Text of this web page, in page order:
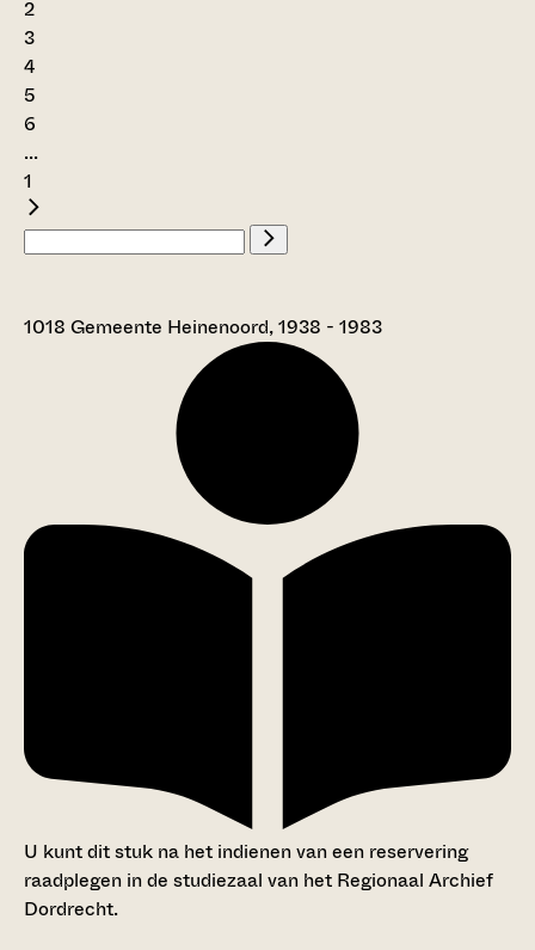
2
3
4
5
6
...
1
1018 Gemeente Heinenoord, 1938 - 1983
U kunt dit stuk na het indienen van een reservering
raadplegen in de studiezaal van het Regionaal Archief
Dordrecht.